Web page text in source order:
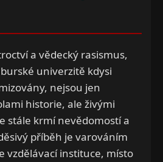
a vědecký rasismus,
univerzitě kdysi
nejsou jen
historie, ale živými
stále krmí nevědomostí a
příběh je varováním
vzdělávací instituce, místo